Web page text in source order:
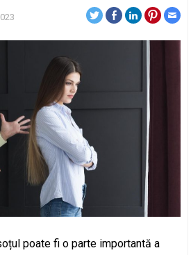
poate fi o parte importantă a